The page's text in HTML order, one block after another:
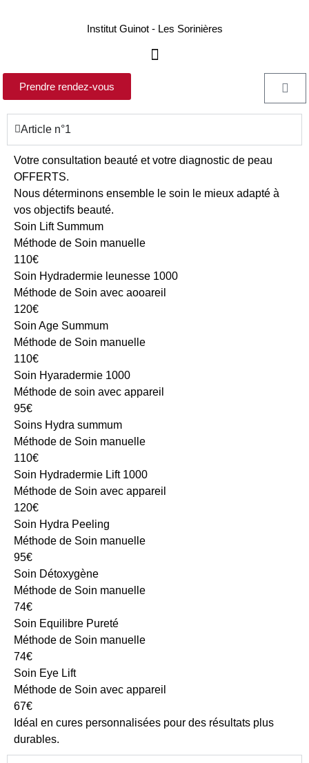
Institut Guinot - Les Sorinières
Prendre rendez-vous
Article n°1
Votre consultation beauté et votre diagnostic de peau
OFFERTS.
Nous déterminons ensemble le soin le mieux adapté à
vos objectifs beauté.
Soin Lift Summum
Méthode de Soin manuelle
110€
Soin Hydradermie leunesse 1000
Méthode de Soin avec aooareil
120€
Soin Age Summum
Méthode de Soin manuelle
110€
Soin Hyaradermie 1000
Méthode de soin avec appareil
95€
Soins Hydra summum
Méthode de Soin manuelle
110€
Soin Hydradermie Lift 1000
Méthode de Soin avec appareil
120€
Soin Hydra Peeling
Méthode de Soin manuelle
95€
Soin Détoxygène
Méthode de Soin manuelle
74€
Soin Equilibre Pureté
Méthode de Soin manuelle
74€
Soin Eye Lift
Méthode de Soin avec appareil
67€
Idéal en cures personnalisées pour des résultats plus
durables.